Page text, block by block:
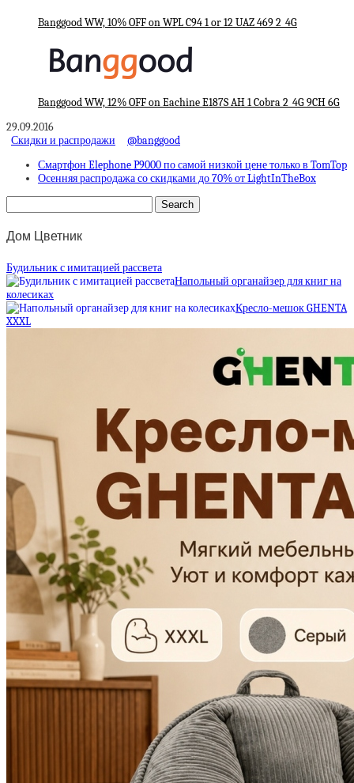
Banggood WW, 10% OFF on WPL C94 1 or 12 UAZ 469 2_4G
Banggood WW, 12% OFF on Eachine E187S AH 1 Cobra 2_4G 9CH 6G
29.09.2016
Скидки и распродажи
@banggood
Смартфон Elephone P9000 по самой низкой цене только в TomTop
Осенняя распродажа со скидками до 70% от LightInTheBox
Дом Цветник
Будильник с имитацией рассвета
Напольный органайзер для книг на
колесиках
Кресло-мешок GHENTA
XXXL